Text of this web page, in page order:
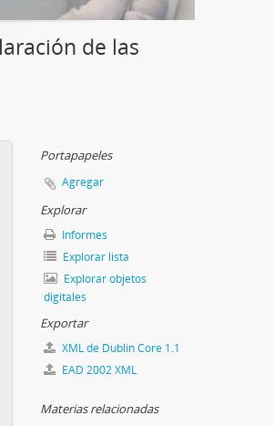
de las
Portapapeles
Agregar
Explorar
Informes
Explorar lista
Explorar objetos
digitales
Exportar
XML de Dublin Core 1.1
EAD 2002 XML
Materias relacionadas